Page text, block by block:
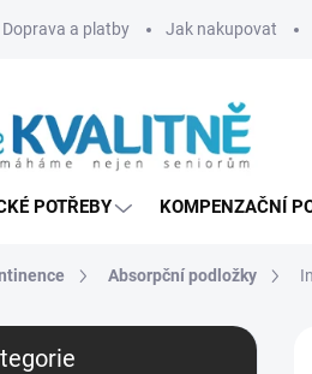
Doprava a platby Jak nakupovat
POTŘEBY KOMPENZAČNÍ
Absorpční podložky